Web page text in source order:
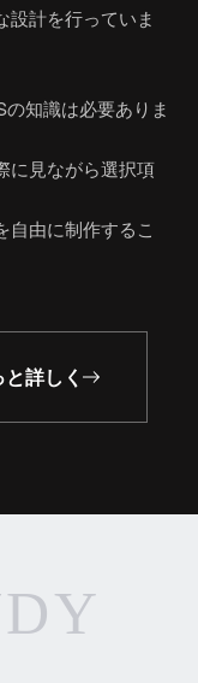
設計を行っていま
知識は必要ありま
に見ながら選択項
自由に制作するこ
詳しく